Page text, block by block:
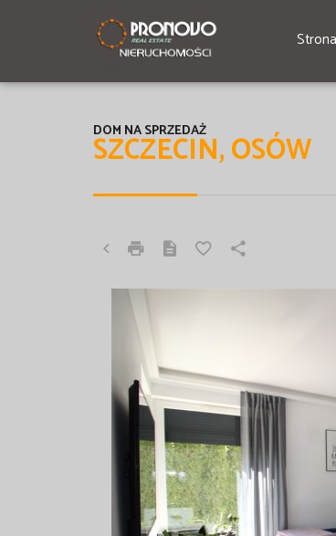
SZCZECIN, OSÓW
DOM NA SPRZEDAŻ